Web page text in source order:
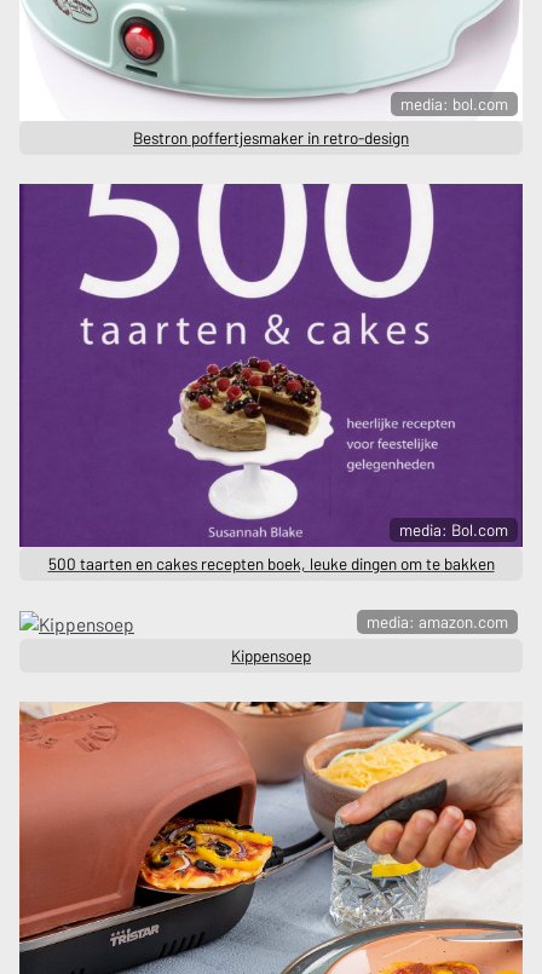
media: bol.com
Bestron poffertjesmaker in retro-design
media: Bol.com
500 taarten en cakes recepten boek, leuke dingen om te bakken
media: amazon.com
Kippensoep